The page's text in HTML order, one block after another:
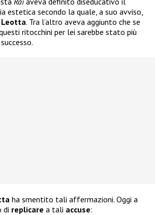
estetica secondo la quale, a suo avviso,
Leotta. Tra l’altro aveva aggiunto che se
ritocchini per lei sarebbe stato più
ha smentito tali affermazioni. Oggi a
di replicare a tali accuse: